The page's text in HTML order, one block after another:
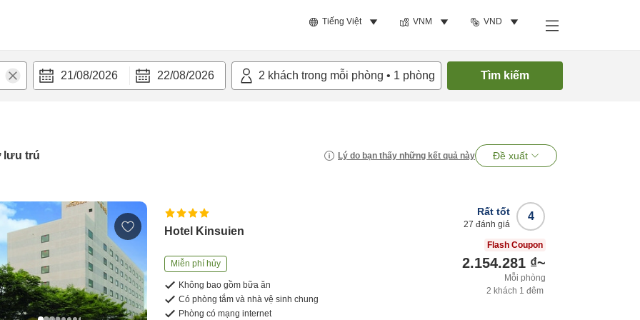
Tiếng Việt VNM VND
21/08/2026 22/08/2026 2 khách trong mỗi phòng • 1 phòng Tìm kiếm
lưu trú Lý do bạn thấy những kết quả này Đề xuất
Hotel Kinsuien
Miễn phí hủy
Không bao gồm bữa ăn
Có phòng tắm và nhà vệ sinh chung
Phòng có mạng internet
4
Rất tốt
27 đánh giá
Flash Coupon
2.154.281 ₫~
Mỗi phòng
2 khách 1 đêm